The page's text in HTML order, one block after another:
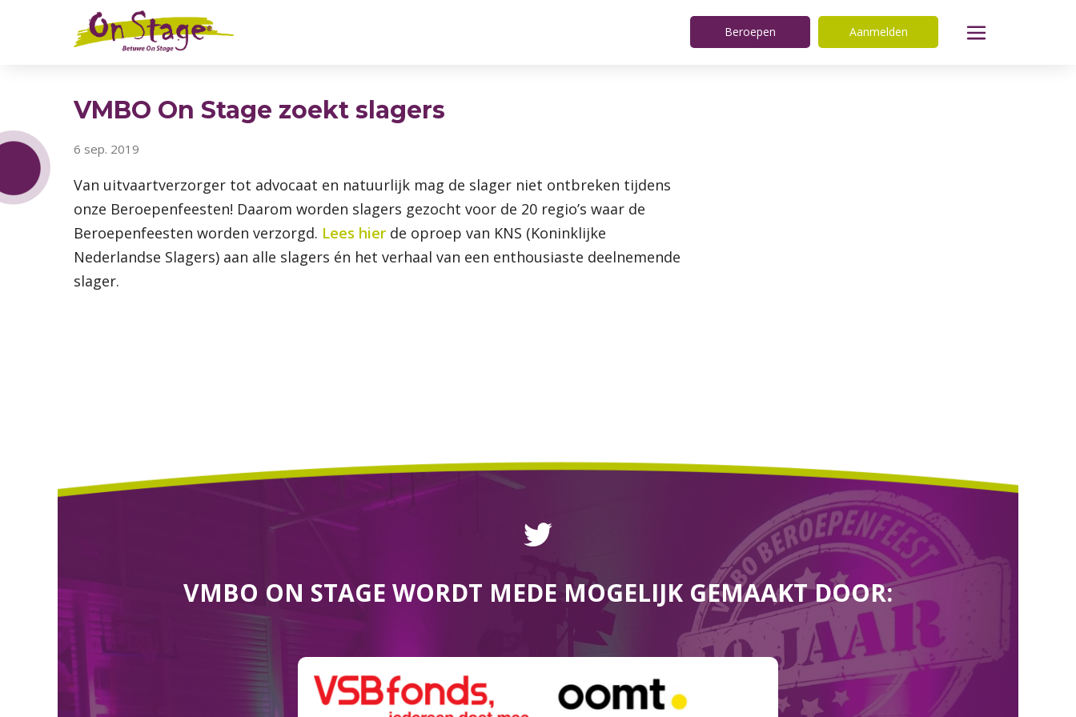
Beroepen Aanmelden
VMBO On Stage zoekt slagers
6 sep. 2019
Van uitvaartverzorger tot advocaat en natuurlijk mag de slager niet ontbreken tijdens
onze Beroepenfeesten! Daarom worden slagers gezocht voor de 20 regio’s waar de
Beroepenfeesten worden verzorgd. Lees hier de oproep van KNS (Koninklijke
Nederlandse Slagers) aan alle slagers én het verhaal van een enthousiaste deelnemende
slager.
VMBO ON STAGE WORDT MEDE MOGELIJK GEMAAKT DOOR: